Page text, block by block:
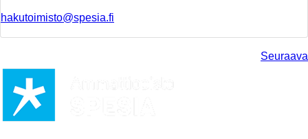
hakutoimisto@spesia.fi
Seuraava